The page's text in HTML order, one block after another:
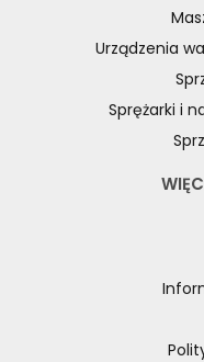
Urządzenia
Sprężarki i